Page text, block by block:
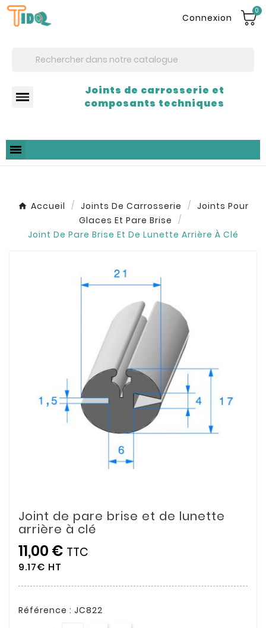
Connexion
0
Joints de carrosserie et
composants techniques
Accueil Joints De Carrosserie
Joints Pour
Glaces Et Pare Brise
Joint De Pare Brise Et De Lunette Arrière À Clé
Joint de pare brise et de lunette
arrière à clé
11,00 € TTC
9.17€ HT
Référence : JC822